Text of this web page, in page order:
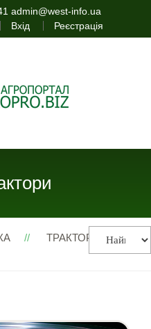
admin@west-info.ua
Вхід Реєстрація
ТРАКТОРИ